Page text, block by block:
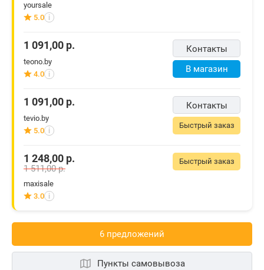
yoursale
5.0 i
Контакты
В магазин
1 091,00 р.
teono.by
4.0 i
Контакты
Быстрый заказ
1 091,00 р.
tevio.by
5.0 i
Быстрый заказ
1 248,00 р.
1 511,00р.
maxisale
3.0 i
6 предложений
Пункты самовывоза